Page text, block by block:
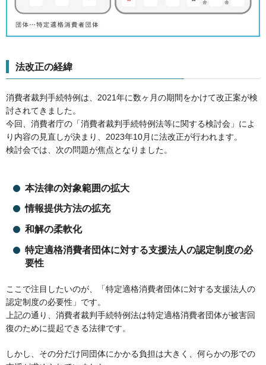
法改正の経緯
消費者裁判手続特例は、2021年に数ヶ月の期間をかけて改正案が検
討されてきました。
今回、消費者庁の「消費者裁判手続特例法等に関する検討会」によ
り内容の見直しが決まり、2023年10月に法改正が行われます。
検討会では、次の問題が焦点となりました。
本法律の対象範囲の拡大
情報提供方法の拡充
和解の柔軟化
特定適格消費者団体に対する支援法人の認定制度の必
要性
ここで注目したいのが、「特定適格消費者団体に対する支援法人の
認定制度の必要性」です。
上記の通り、消費者裁判手続特例法は特定適格消費者団体が被害回
復のために提起できる法律です。
しかし、その分だけ同団体にかかる負担は大きく、何らかの形での